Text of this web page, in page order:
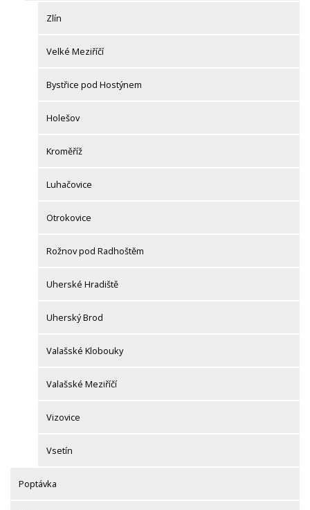
Zlín
Velké Meziříčí
Bystřice pod Hostýnem
Holešov
Kroměříž
Luhačovice
Otrokovice
Rožnov pod Radhoštěm
Uherské Hradiště
Uherský Brod
Valašské Klobouky
Valašské Meziříčí
Vizovice
Vsetín
Poptávka